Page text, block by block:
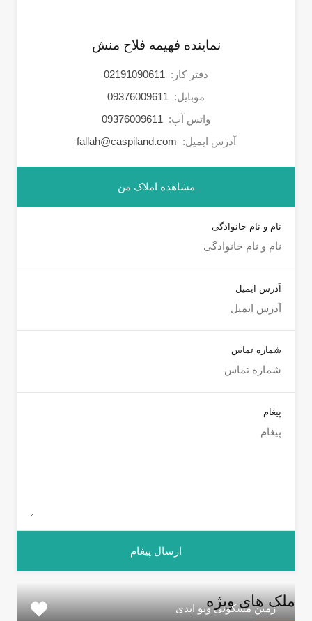
نماینده فهیمه فلاح منش
دفتر کار: 02191090611
موبایل: 09376009611
واتس آپ: 09376009611
آدرس ایمیل: fallah@caspiland.com
مشاهده املاک من
نام و نام خانوادگی
آدرس ایمیل
شماره تماس
پیغام
ملک های ویژه
زمین مسکونی ویو ابدی